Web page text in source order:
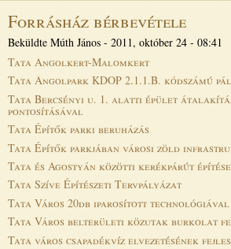
Forrásház bérbevétele
Beküldte Múth János - 2011, október 24 - 08:41
Tata Angolkert-Malomkert
Tata Angolpark KDOP 2.1.1.B. kódszámú
Tata Bercsényi u. 1. alatti épület
pontosításával
Tata Építők parki beruházás
Tata Építők parkjában városi zöld
Tata és Agostyán közötti kerékpárút építése
Tata Szíve Építészeti Tervpályázat
Tata Város 20db iparosított
Tata Város belterületi közutak burkolat
Tata város csapadékvíz elvezetésének